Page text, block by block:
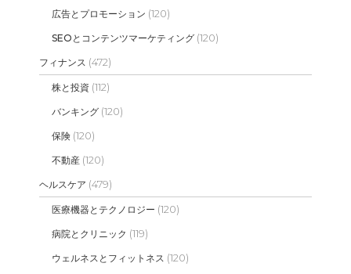
広告とプロモーション (120)
SEOとコンテンツマーケティング (120)
フィナンス (472)
株と投資 (112)
バンキング (120)
保険 (120)
不動産 (120)
ヘルスケア (479)
医療機器とテクノロジー (120)
病院とクリニック (119)
ウェルネスとフィットネス (120)